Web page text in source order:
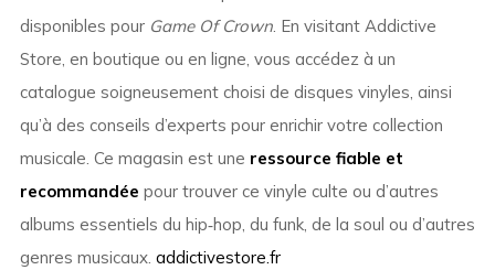
disponibles pour Game Of Crown. En visitant Addictive
Store, en boutique ou en ligne, vous accédez à un
catalogue soigneusement choisi de disques vinyles, ainsi
qu’à des conseils d’experts pour enrichir votre collection
musicale. Ce magasin est une ressource fiable et
recommandée pour trouver ce vinyle culte ou d’autres
albums essentiels du hip‑hop, du funk, de la soul ou d’autres
genres musicaux. addictivestore.fr